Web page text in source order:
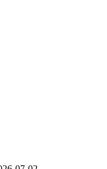
med Nimbus på
Adil Backman &
är för kvällen